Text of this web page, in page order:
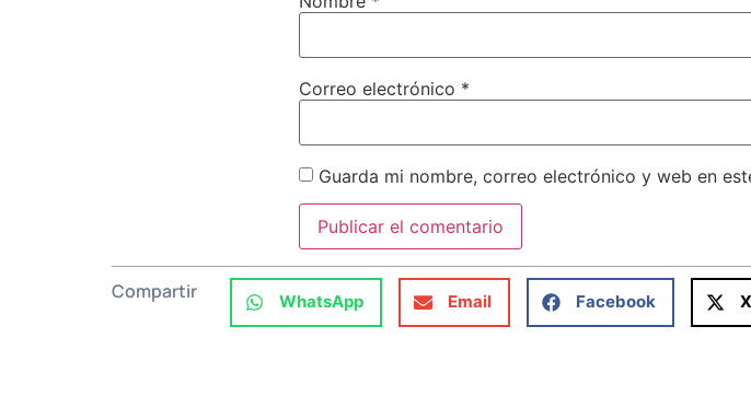
Correo electrónico *
Guarda mi nombre, correo electrónico y web en
Compartir WhatsApp Email Facebook